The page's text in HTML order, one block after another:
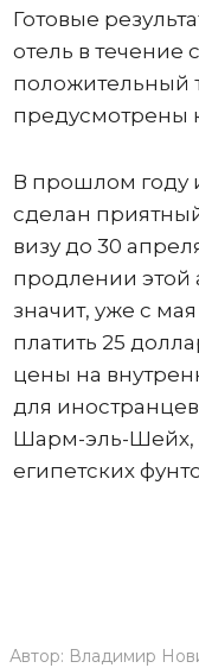
Готовые
отель в течение
положительный
предусмотрены
В прошлом году
сделан
визу до 30
продлении этой
значит, уже с
платить 25
цены на
для
Шарм-эль-Шейх,
египетских
Автор: Владимир